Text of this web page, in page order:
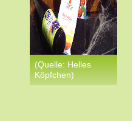
(Quelle: Helles
Köpfchen)